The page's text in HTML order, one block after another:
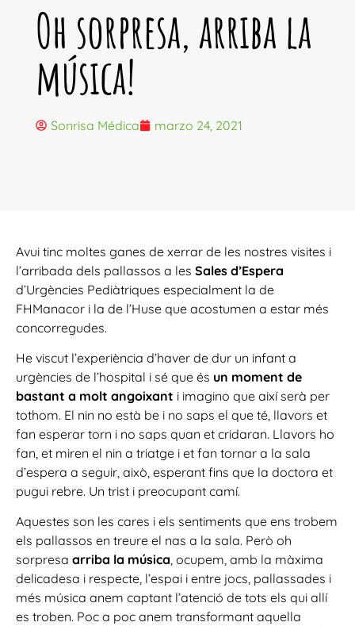
Oh sorpresa, arriba la
música!
Sonrisa Médica marzo 24, 2021
Avui tinc moltes ganes de xerrar de les nostres visites i
l’arribada dels pallassos a les Sales d’Espera
d’Urgències Pediàtriques especialment la de
FHManacor i la de l’Huse que acostumen a estar més
concorregudes.
He viscut l’experiència d’haver de dur un infant a
urgències de l’hospital i sé que és un moment de
bastant a molt angoixant i imagino que així serà per
tothom. El nin no està be i no saps el que té, llavors et
fan esperar torn i no saps quan et cridaran. Llavors ho
fan, et miren el nin a triatge i et fan tornar a la sala
d’espera a seguir, això, esperant fins que la doctora et
pugui rebre. Un trist i preocupant camí.
Aquestes son les cares i els sentiments que ens trobem
els pallassos en treure el nas a la sala. Però oh
sorpresa arriba la música, ocupem, amb la màxima
delicadesa i respecte, l’espai i entre jocs, pallassades i
més música anem captant l’atenció de tots els qui allí
es troben. Poc a poc anem transformant aquella